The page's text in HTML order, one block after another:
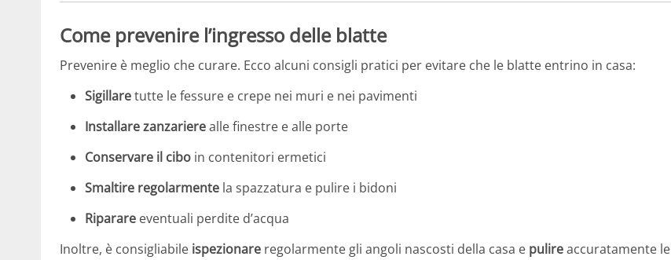
Come prevenire l’ingresso delle blatte
Prevenire è meglio che curare. Ecco alcuni consigli pratici per evitare che le blatte entrino in casa:
Sigillaretutte le fessure e crepe nei muri e nei pavimenti
Installare zanzarierealle finestre e alle porte
Conservare il cibo in contenitori ermetici
Smaltire regolarmente la spazzatura e pulire i bidoni
Riparare eventuali perdite d’acqua
Inoltre, è consigliabile ispezionare regolarmente gli angoli nascosti della casa e pulireaccuratamente le